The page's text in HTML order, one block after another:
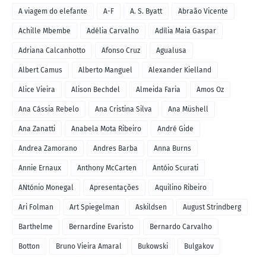
A viagem do elefante A-F A. S. Byatt Abraão Vicente
Achille Mbembe Adélia Carvalho Adília Maia Gaspar
Adriana Calcanhotto Afonso Cruz Agualusa
Albert Camus Alberto Manguel Alexander Kielland
Alice Vieira Alison Bechdel Almeida Faria Amos Oz
Ana Cássia Rebelo Ana Cristina Silva Ana Müshell
Ana Zanatti Anabela Mota Ribeiro André Gide
Andrea Zamorano Andres Barba Anna Burns
Annie Ernaux Anthony McCarten Antóio Scurati
ANtónio Monegal Apresentações Aquilino Ribeiro
Ari Folman Art Spiegelman Askildsen August Strindberg
Barthelme Bernardine Evaristo Bernardo Carvalho
Botton Bruno Vieira Amaral Bukowski Bulgakov